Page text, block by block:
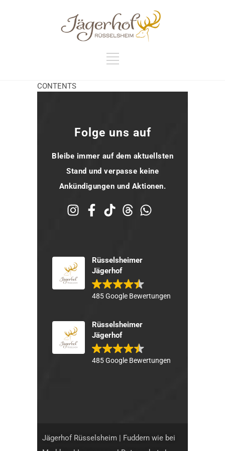
CONTENTS
Folge uns auf
Bleibe immer auf dem aktuellsten
Stand und verpasse keine
Ankündigungen und Aktionen.
Rüsselsheimer
Jägerhof
485 Google Bewertungen
Rüsselsheimer
Jägerhof
485 Google Bewertungen
Jägerhof Rüsselsheim | Fuddern wie bei